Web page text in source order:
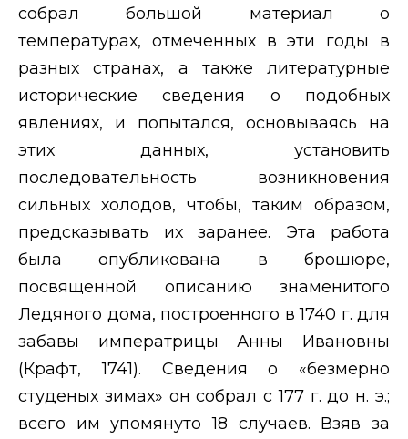
собрал большой материал о
температурах, отмеченных в эти годы в
разных странах, а также литературные
исторические сведения о подобных
явлениях, и попытался, основываясь на
этих данных, установить
последовательность возникновения
сильных холодов, чтобы, таким образом,
предсказывать их заранее. Эта работа
была опубликована в брошюре,
посвященной описанию знаменитого
Ледяного дома, построенного в 1740 г. для
забавы императрицы Анны Ивановны
(Крафт, 1741). Сведения о «безмерно
студеных зимах» он собрал с 177 г. до н. э.;
всего им упомянуто 18 случаев. Взяв за